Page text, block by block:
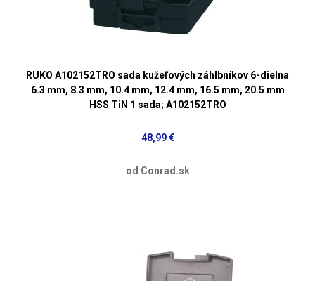
RUKO A102152TRO sada kužeľových záhlbníkov 6-dielna
6.3 mm, 8.3 mm, 10.4 mm, 12.4 mm, 16.5 mm, 20.5 mm
HSS TiN 1 sada; A102152TRO
48,99 €
od Conrad.sk